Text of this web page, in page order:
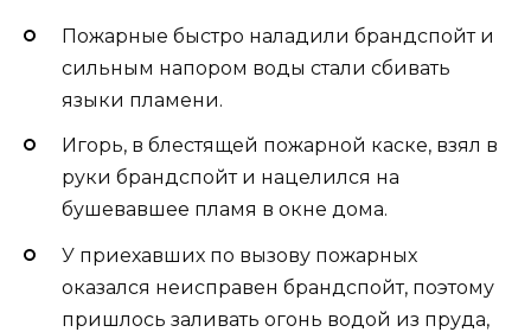
Пожарные быстро наладили брандспойт и
сильным напором воды стали сбивать
языки пламени.
Игорь, в блестящей пожарной каске, взял в
руки брандспойт и нацелился на
бушевавшее пламя в окне дома.
У приехавших по вызову пожарных
оказался неисправен брандспойт, поэтому
пришлось заливать огонь водой из пруда,